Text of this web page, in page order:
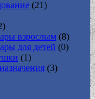
(21)
взрослым (8)
для детей (0)
(1)
(3)